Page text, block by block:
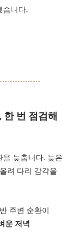
습니다.
번 점검해
을 늦춥니다. 늦은
려 다리 감각을
주변 순환이
운 저녁